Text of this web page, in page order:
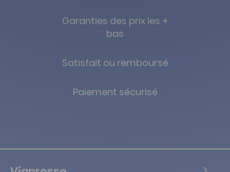
Garanties des prix les +
bas
Satisfait ou remboursé
Paiement sécurisé